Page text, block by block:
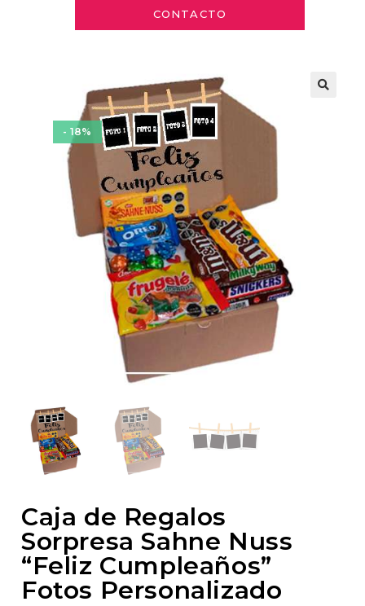
CONTACTO
- 18%
Caja de Regalos
Sorpresa Sahne Nuss
“Feliz Cumpleaños”
Fotos Personalizado